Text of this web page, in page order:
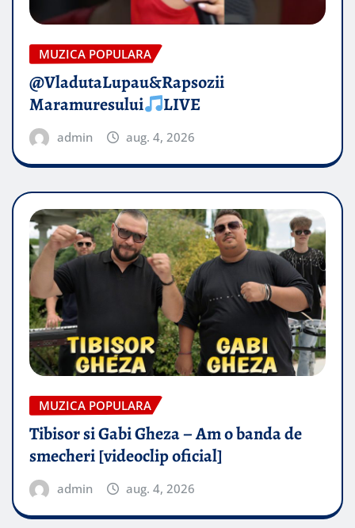
MUZICA POPULARA
@VladutaLupau&Rapsozii
Maramuresului
LIVE
admin aug. 4, 2026
MUZICA POPULARA
Tibisor si Gabi Gheza – Am o banda de
smecheri [videoclip oficial]
admin aug. 4, 2026